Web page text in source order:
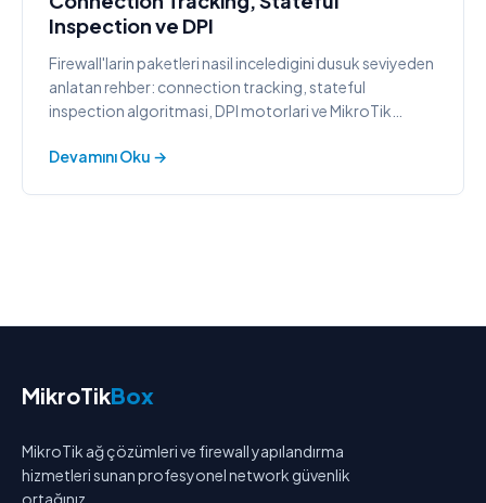
Inspection ve DPI
Firewall'larin paketleri nasil inceledigini dusuk seviyeden
anlatan rehber: connection tracking, stateful
inspection algoritmasi, DPI motorlari ve MikroTik
Devamını Oku →
MikroTikBox
MikroTik ağ çözümleri ve firewall yapılandırma
hizmetleri sunan profesyonel network güvenlik
ortağınız.